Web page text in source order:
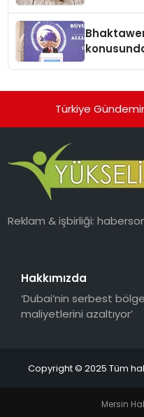
Türkiye
Reklam & işbirliği:
Hakkımızda
‘Dubai’nin serbest
maliyetlerini azaltıyor’
Copyright © 2025 Tüm
Mersin